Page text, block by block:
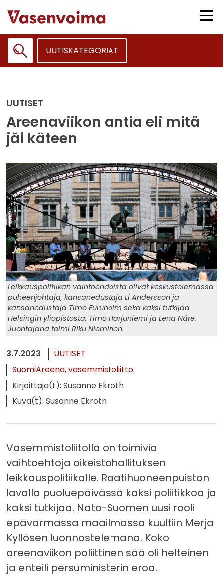
sisältöön
UUTISKATEGORIAT
UUTISET
Areenaviikon antia eli mitä
jäi käteen
Leikkauspolitiikan vaihtoehdoista olivat keskustelemassa
puheenjohtaja, kansanedustaja Li Andersson ja
kansanedustaja Timo Furuholm sekä kaksi tutkijaa
Helsingin yliopistosta, Timo Harjuniemi ja Lena Näre.
Juontajana toimi Riku Nieminen.
3.7.2023
UUTISET
SuomiAreena vasemmistoliitto
Kirjoittaja(t): Susanne Ekroth
Kuva(t): Susanne Ekroth
Vasemmistoliitolla on toimivia
vaihtoehtoja oikeistohallituksen
leikkauspolitiikalle. Raatihuoneenpuiston
lavalla puoluepäivässä kaksi poliitikkoa ja
kaksi tutkijaa. Nato-Suomen uusi rooli
epävarmassa maailmassa kuultiin Merja
Kyllösen luonnostelemana. Koko
areenaviikon poliittinen sää oli helteinen
ja enteili persuministerin eroa.